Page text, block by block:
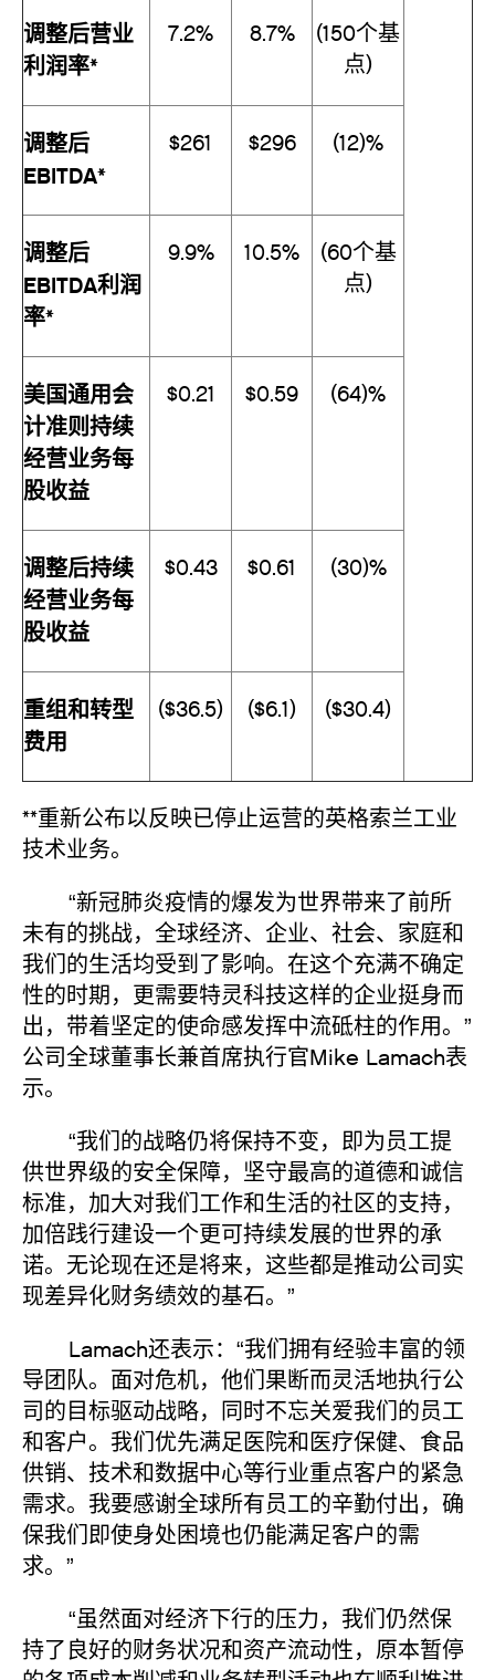
调整后营业
利润率*
7.2% 8.7%
(150个基
点)
调整后
EBITDA*
$261 $296 (12)%
调整后
EBITDA利润
率*
9.9% 10.5%
(60个基
点)
美国通用会
计准则持续
经营业务每
股收益
$0.21 $0.59 (64)%
调整后持续
经营业务每
股收益
$0.43 $0.61 (30)%
重组和转型
费用
($36.5) ($6.1) ($30.4)
**重新公布以反映已停止运营的英格索兰工业
技术业务。
“新冠肺炎疫情的爆发为世界带来了前所
未有的挑战，全球经济、企业、社会、家庭和
我们的生活均受到了影响。在这个充满不确定
性的时期，更需要特灵科技这样的企业挺身而
出，带着坚定的使命感发挥中流砥柱的作用。”
公司全球董事长兼首席执行官Mike Lamach表
示。
“我们的战略仍将保持不变，即为员工提
供世界级的安全保障，坚守最高的道德和诚信
标准，加大对我们工作和生活的社区的支持，
加倍践行建设一个更可持续发展的世界的承
诺。无论现在还是将来，这些都是推动公司实
现差异化财务绩效的基石。”
Lamach还表示：“我们拥有经验丰富的领
导团队。面对危机，他们果断而灵活地执行公
司的目标驱动战略，同时不忘关爱我们的员工
和客户。我们优先满足医院和医疗保健、食品
供销、技术和数据中心等行业重点客户的紧急
需求。我要感谢全球所有员工的辛勤付出，确
保我们即使身处困境也仍能满足客户的需
求。”
“虽然面对经济下行的压力，我们仍然保
持了良好的财务状况和资产流动性，原本暂停